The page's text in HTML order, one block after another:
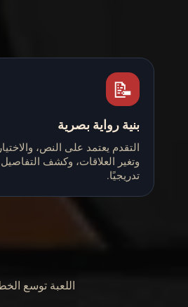
📝
بنية رواية بصرية
التقدم يعتمد على النص،
وتغير العلاقات، وكشف التفاصيل
تدريجيًا.
اللعبة توسع